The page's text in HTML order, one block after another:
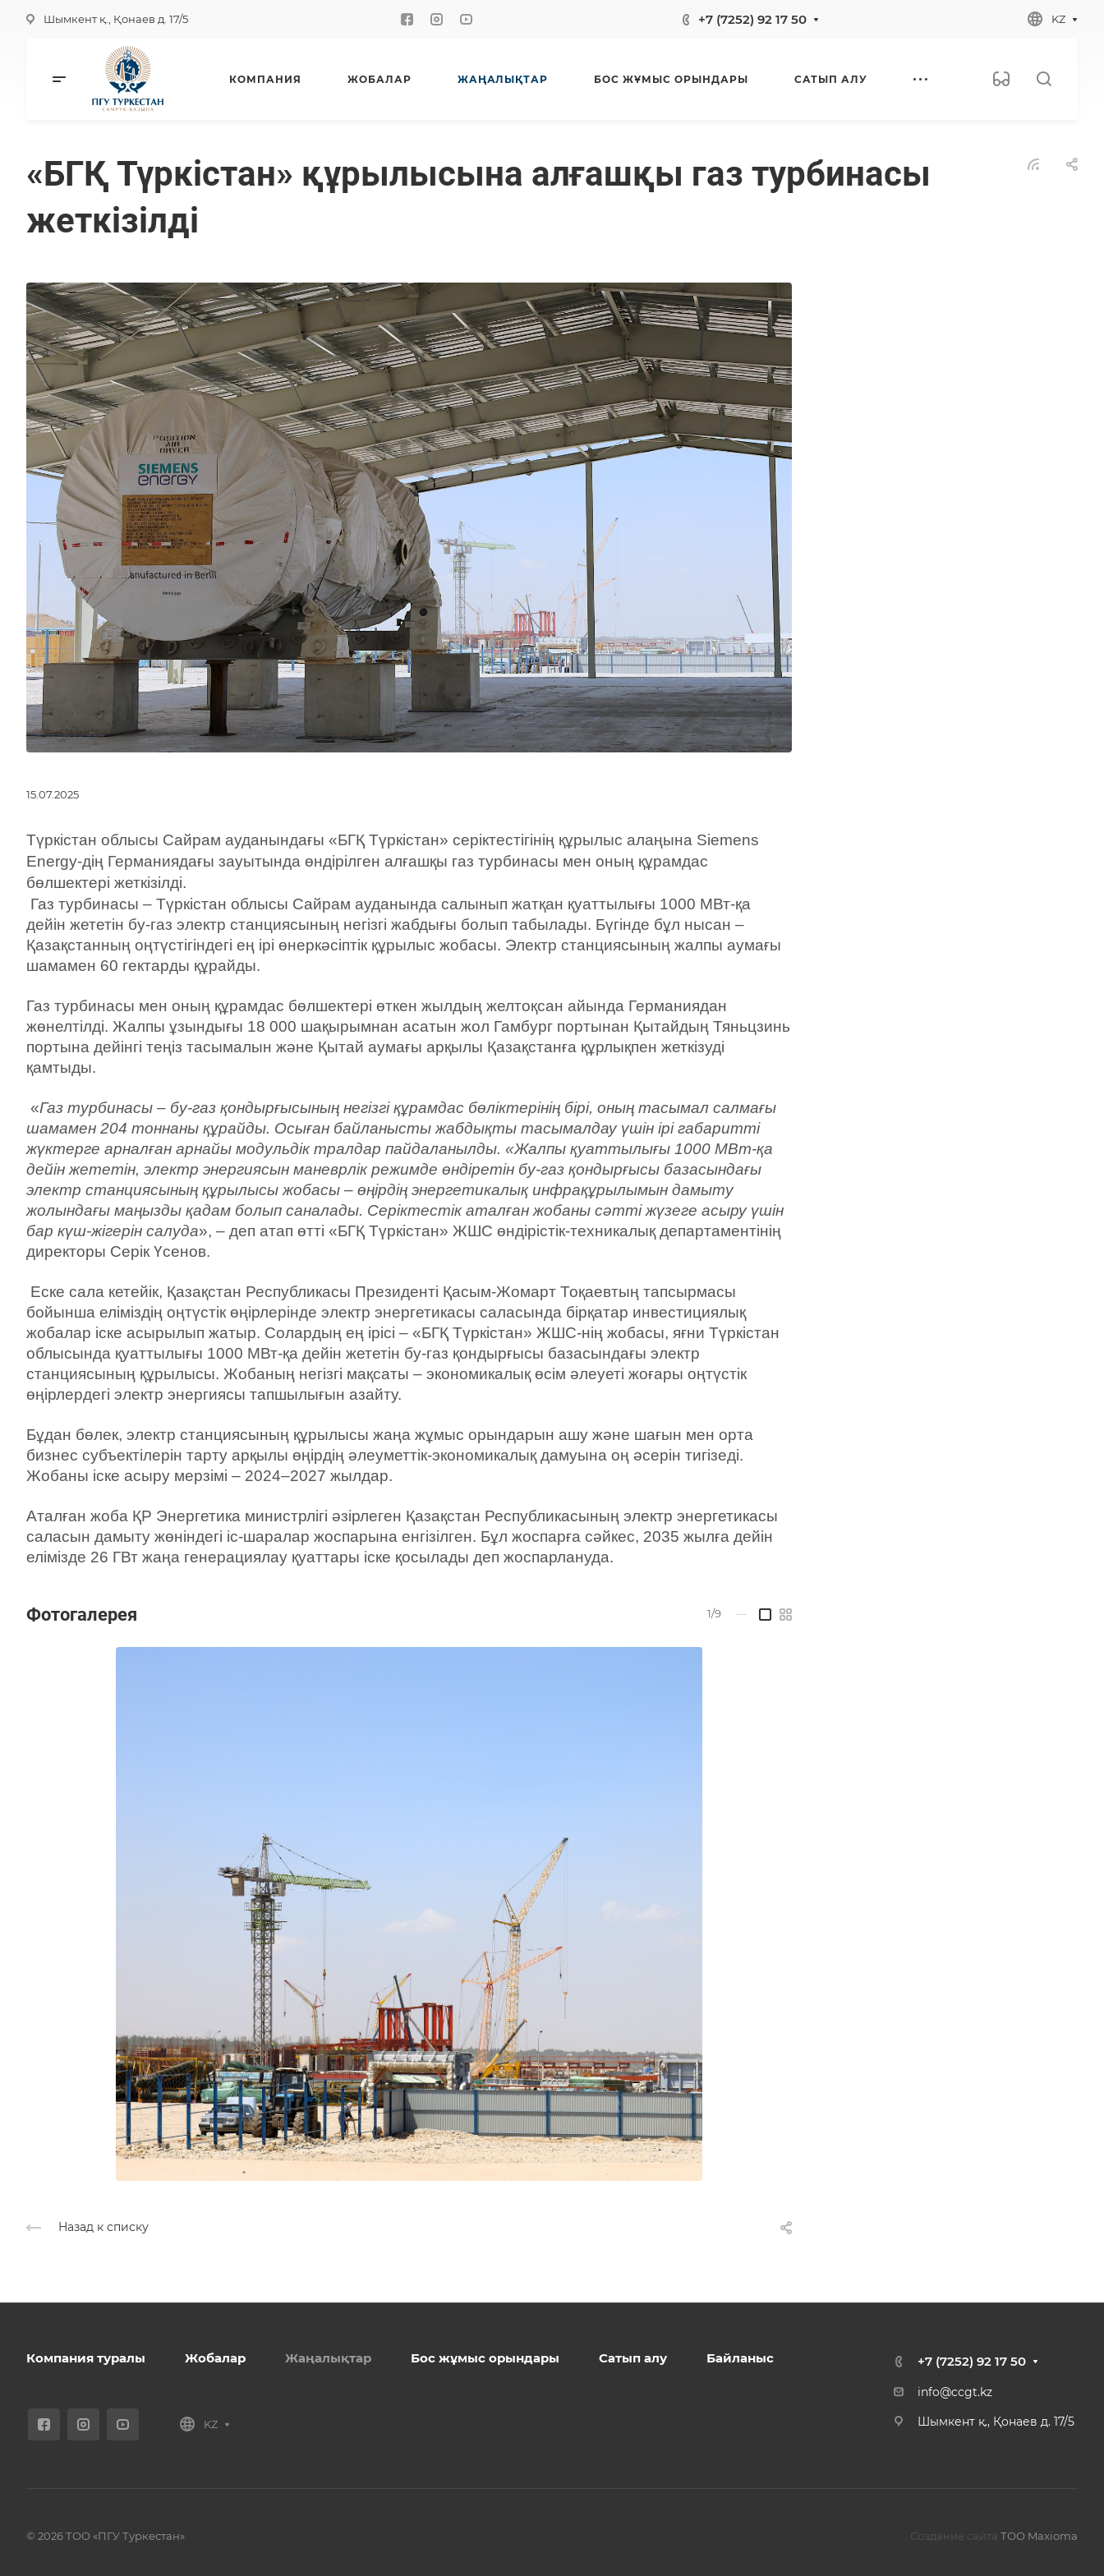
Шымкент қ., Қонаев д. 17/5 +7 (7252) 92 17 50 KZ
КОМПАНИЯ ЖОБАЛАР ЖАҢАЛЫҚТАР БОС ЖҰМЫС ОРЫНДАРЫ САТЫП АЛУ
«БГҚ Түркістан» құрылысына алғашқы газ турбинасы
жеткізілді
15.07.2025
Түркістан облысы Сайрам ауданындағы «БГҚ Түркістан» серіктестігінің құрылыс алаңына Siemens
Energy-дің Германиядағы зауытында өндірілген алғашқы газ турбинасы мен оның құрамдас
бөлшектері жеткізілді.
Газ турбинасы – Түркістан облысы Сайрам ауданында салынып жатқан қуаттылығы 1000 МВт-қа
дейін жететін бу-газ электр станциясының негізгі жабдығы болып табылады. Бүгінде бұл нысан –
Қазақстанның оңтүстігіндегі ең ірі өнеркәсіптік құрылыс жобасы. Электр станциясының жалпы аумағы
шамамен 60 гектарды құрайды.
Газ турбинасы мен оның құрамдас бөлшектері өткен жылдың желтоқсан айында Германиядан
жөнелтілді. Жалпы ұзындығы 18 000 шақырымнан асатын жол Гамбург портынан Қытайдың Тяньцзинь
портына дейінгі теңіз тасымалын және Қытай аумағы арқылы Қазақстанға құрлықпен жеткізуді
қамтыды.
«Газ турбинасы – бу-газ қондырғысының негізгі құрамдас бөліктерінің бірі, оның тасымал салмағы
шамамен 204 тоннаны құрайды. Осыған байланысты жабдықты тасымалдау үшін ірі габаритті
жүктерге арналған арнайы модульдік тралдар пайдаланылды. «Жалпы қуаттылығы 1000 МВт-қа
дейін жететін, электр энергиясын маневрлік режимде өндіретін бу-газ қондырғысы базасындағы
электр станциясының құрылысы жобасы – өңірдің энергетикалық инфрақұрылымын дамыту
жолындағы маңызды қадам болып саналады. Серіктестік аталған жобаны сәтті жүзеге асыру үшін
бар күш-жігерін салуда», – деп атап өтті «БГҚ Түркістан» ЖШС өндірістік-техникалық департаментінің
директоры Серік Үсенов.
Еске сала кетейік, Қазақстан Республикасы Президенті Қасым-Жомарт Тоқаевтың тапсырмасы
бойынша еліміздің оңтүстік өңірлерінде электр энергетикасы саласында бірқатар инвестициялық
жобалар іске асырылып жатыр. Солардың ең ірісі – «БГҚ Түркістан» ЖШС-нің жобасы, яғни Түркістан
облысында қуаттылығы 1000 МВт-қа дейін жететін бу-газ қондырғысы базасындағы электр
станциясының құрылысы. Жобаның негізгі мақсаты – экономикалық өсім әлеуеті жоғары оңтүстік
өңірлердегі электр энергиясы тапшылығын азайту.
Бұдан бөлек, электр станциясының құрылысы жаңа жұмыс орындарын ашу және шағын мен орта
бизнес субъектілерін тарту арқылы өңірдің әлеуметтік-экономикалық дамуына оң әсерін тигізеді.
Жобаны іске асыру мерзімі – 2024–2027 жылдар.
Аталған жоба ҚР Энергетика министрлігі әзірлеген Қазақстан Республикасының электр энергетикасы
саласын дамыту жөніндегі іс-шаралар жоспарына енгізілген. Бұл жоспарға сәйкес, 2035 жылға дейін
елімізде 26 ГВт жаңа генерациялау қуаттары іске қосылады деп жоспарлануда.
Фотогалерея 1/9 —
Назад к списку
Компания туралы Жобалар Жаңалықтар Бос жұмыс орындары Сатып алу Байланыс
KZ
+7 (7252) 92 17 50
info@ccgt.kz
Шымкент қ., Қонаев д. 17/5
© 2026 ТОО «ПГУ Туркестан» Создание сайта ТОО Maxioma